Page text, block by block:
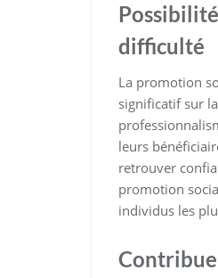
difficulté
La promotion
significatif sur
leurs
retrouver
promotion
individus les